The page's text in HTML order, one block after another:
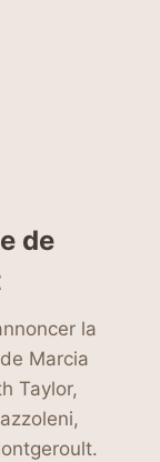
de
la
Marcia
Taylor,